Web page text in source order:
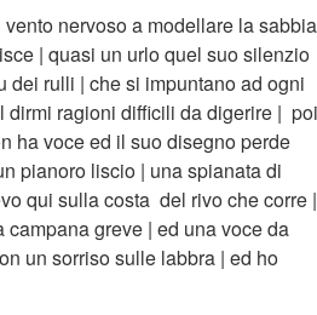
nervoso a modellare la sabbia
| quasi un urlo quel suo silenzio
dei rulli | che si impuntano ad ogni
dirmi ragioni difficili da digerire | poi
ha voce ed il suo disegno perde
pianoro liscio | una spianata di
qui sulla costa del rivo che corre |
greve | ed una voce da
un sorriso sulle labbra | ed ho